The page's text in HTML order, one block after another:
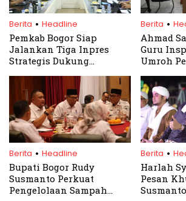
Berita . Headline
Pemkab Bogor Siap
Jalankan Tiga Inpres
Strategis Dukung
Nasional
Berita .
Ahmad
Guru
Umroh
Berita . Headline
Bupati Bogor Rudy
Susmanto Perkuat
Pengelolaan Sampah
Berita .
Harlah
Pesan